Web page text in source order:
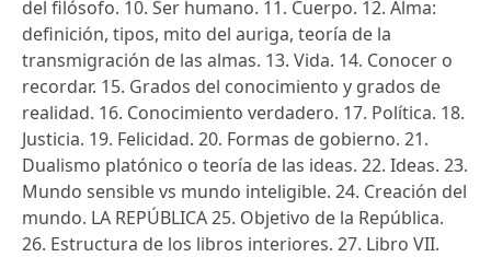
del filósofo. 10. Ser humano. 11. Cuerpo. 12. Alma:
definición, tipos, mito del auriga, teoría de la
transmigración de las almas. 13. Vida. 14. Conocer o
recordar. 15. Grados del conocimiento y grados de
realidad. 16. Conocimiento verdadero. 17. Política. 18.
Justicia. 19. Felicidad. 20. Formas de gobierno. 21.
Dualismo platónico o teoría de las ideas. 22. Ideas. 23.
Mundo sensible vs mundo inteligible. 24. Creación del
mundo. LA REPÚBLICA 25. Objetivo de la República.
26. Estructura de los libros interiores. 27. Libro VII.